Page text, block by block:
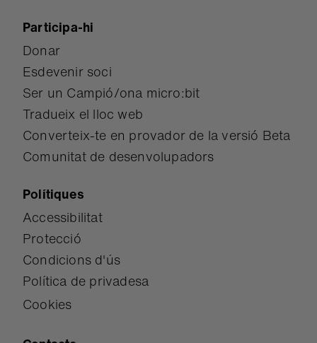
Participa-hi
Donar
Esdevenir soci
Ser un Campió/ona micro:bit
Tradueix el lloc web
Converteix-te en provador de la versió Beta
Comunitat de desenvolupadors
Polítiques
Accessibilitat
Protecció
Condicions d'ús
Política de privadesa
Cookies